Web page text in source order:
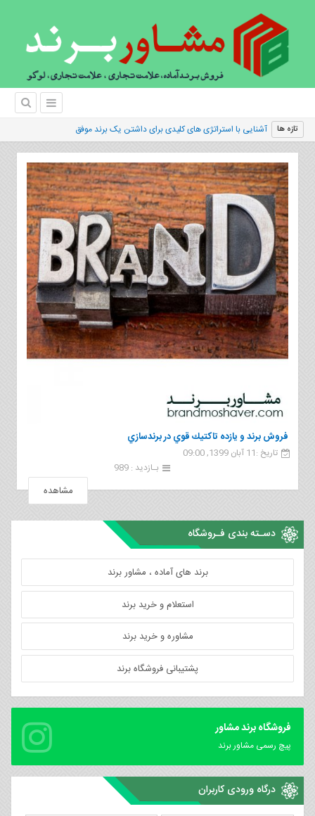
تازه ها آشنایی با استراتژی های کلیدی برای داشتن یک برند موفق
فروش برند و يازده تاكتيك قوي در برندسازي
تاریخ :11 آبان 1399, 09:00
بـازدید : 989
مشاهده
دسـته بندی فـروشگاه
برند های آماده ، مشاور برند
استعلام و خرید برند
مشاوره و خرید برند
پشتیبانی فروشگاه برند
فروشگاه برند مشاور
پیچ رسمی مشاور برند
درگاه ورودی کاربران